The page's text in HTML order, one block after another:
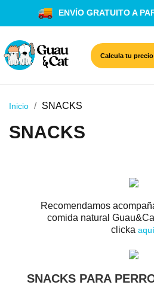
ENVÍO GRATUITO A
Calcula tu precio
Inicio SNACKS
SNACKS
Recomendamos
comida natural
clicka aquí
SNACKS PARA